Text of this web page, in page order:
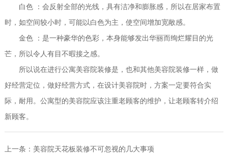
白色 ：会反射全部的光线，具有洁净和膨胀感，所以在居家布置
时，如空间较小时，可能以白色为主，使空间增加宽敞感。
金色 ：是一种豪华的色彩，本身能够发出华丽而绚烂耀目的光
芒，所以令人有目不暇接之感。
所以说在进行公寓美容院装修是，也和其他美容院装修一样，做
好经营定位，做好经营方式，在设计美容院时，方案一定要符合实
际，耐用。公寓型的美容院应该注重老顾客的维护，让老顾客转介绍
新顾客。
上一条： 美容院天花板装修不可忽视的几大事项